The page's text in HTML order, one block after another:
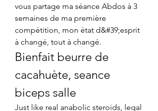
vous partage ma séance Abdos à 3
semaines de ma première
compétition, mon état d&#39;esprit
à changé, tout à changé.
Bienfait beurre de
cacahuète, seance
biceps salle
Just like real anabolic steroids, legal